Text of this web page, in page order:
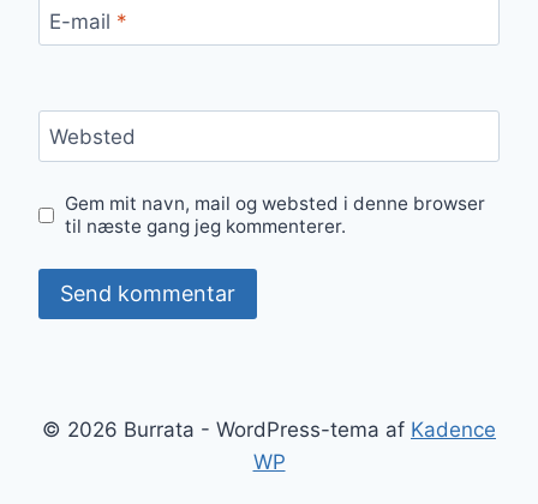
E-mail *
Websted
Gem mit navn, mail og websted i denne browser
til næste gang jeg kommenterer.
© 2026 Burrata - WordPress-tema af Kadence
WP